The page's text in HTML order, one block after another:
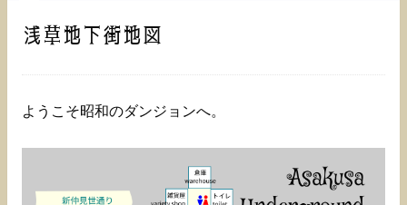
浅草地下街地図
ようこそ昭和のダンジョンへ。